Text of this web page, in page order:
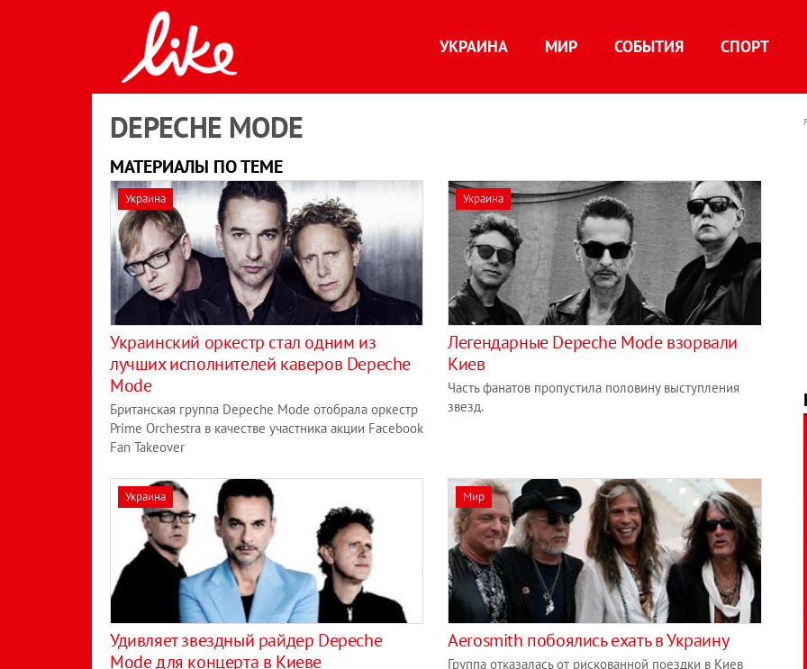
УКРАИНА МИР СОБЫТИЯ СПОРТ
DEPECHE MODE
МАТЕРИАЛЫ ПО ТЕМЕ
Украина
Украинский оркестр стал одним из
лучших исполнителей каверов Depeche
Mode
Британская группа Depeche Mode отобрала оркестр
Prime Orchestra в качестве участника акции Facebook
Fan Takeover
Украина
Легендарные Depeche Mode взорвали
Киев
Часть фанатов пропустила половину выступления
звезд.
Украина
Удивляет звездный райдер Depeche
Mode для концерта в Киеве
Мир
Aerosmith побоялись ехать в Украину
Группа отказалась от рискованной поездки в Киев